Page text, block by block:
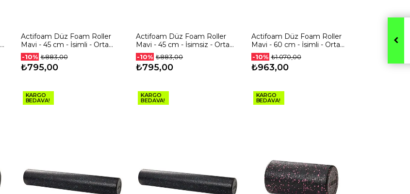
Actifoam Düz Foam Roller
Mavi - 45 cm - İsimli - Orta
Sert
-10% ₺883,00
₺795,00
Actifoam Düz Foam Roller
Mavi - 45 cm - İsimsiz - Orta
Sert
-10% ₺883,00
₺795,00
Actifoam Düz Foam Roller
Mavi - 60 cm - İsimli - Orta
Sert
-10% ₺1.070,00
₺963,00
KARGO
BEDAVA!
KARGO
BEDAVA!
KARGO
BEDAVA!